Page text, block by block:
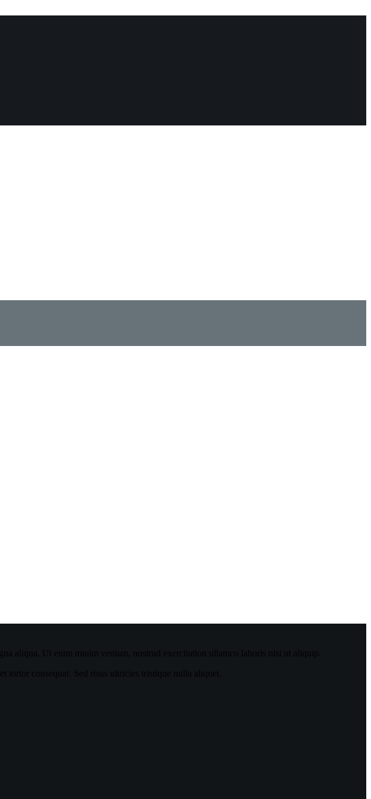
aliqua. Ut enim minim veniam, nostrud exercitation ullamco laboris nisi ut aliquip.
tortor consequat. Sed risus ultricies tristique nulla aliquet.